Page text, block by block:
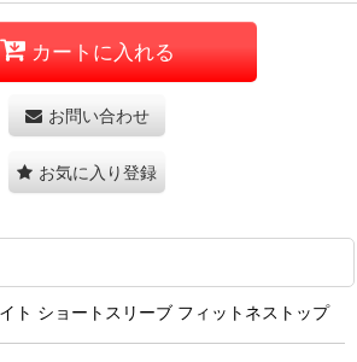
カートに入れる
お問い合わせ
お気に入り登録
ト ショートスリーブ フィットネストップ